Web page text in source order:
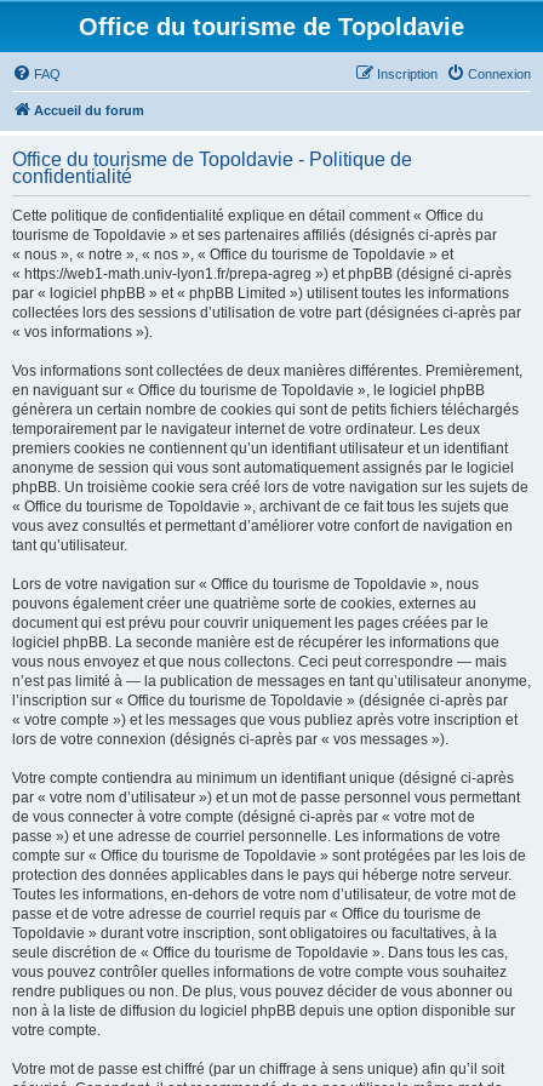
Office du tourisme de Topoldavie
FAQ Connexion
Inscription
Accueil du forum
Office du tourisme de Topoldavie - Politique de
confidentialité
Cette politique de confidentialité explique en détail comment « Office du
tourisme de Topoldavie » et ses partenaires affiliés (désignés ci-après par
« nous », « notre », « nos », « Office du tourisme de Topoldavie » et
« https://web1-math.univ-lyon1.fr/prepa-agreg ») et phpBB (désigné ci-après
par « logiciel phpBB » et « phpBB Limited ») utilisent toutes les informations
collectées lors des sessions d’utilisation de votre part (désignées ci-après par
« vos informations »).
Vos informations sont collectées de deux manières différentes. Premièrement,
en naviguant sur « Office du tourisme de Topoldavie », le logiciel phpBB
génèrera un certain nombre de cookies qui sont de petits fichiers téléchargés
temporairement par le navigateur internet de votre ordinateur. Les deux
premiers cookies ne contiennent qu’un identifiant utilisateur et un identifiant
anonyme de session qui vous sont automatiquement assignés par le logiciel
phpBB. Un troisième cookie sera créé lors de votre navigation sur les sujets de
« Office du tourisme de Topoldavie », archivant de ce fait tous les sujets que
vous avez consultés et permettant d’améliorer votre confort de navigation en
tant qu’utilisateur.
Lors de votre navigation sur « Office du tourisme de Topoldavie », nous
pouvons également créer une quatrième sorte de cookies, externes au
document qui est prévu pour couvrir uniquement les pages créées par le
logiciel phpBB. La seconde manière est de récupérer les informations que
vous nous envoyez et que nous collectons. Ceci peut correspondre — mais
n’est pas limité à — la publication de messages en tant qu’utilisateur anonyme,
l’inscription sur « Office du tourisme de Topoldavie » (désignée ci-après par
« votre compte ») et les messages que vous publiez après votre inscription et
lors de votre connexion (désignés ci-après par « vos messages »).
Votre compte contiendra au minimum un identifiant unique (désigné ci-après
par « votre nom d’utilisateur ») et un mot de passe personnel vous permettant
de vous connecter à votre compte (désigné ci-après par « votre mot de
passe ») et une adresse de courriel personnelle. Les informations de votre
compte sur « Office du tourisme de Topoldavie » sont protégées par les lois de
protection des données applicables dans le pays qui héberge notre serveur.
Toutes les informations, en-dehors de votre nom d’utilisateur, de votre mot de
passe et de votre adresse de courriel requis par « Office du tourisme de
Topoldavie » durant votre inscription, sont obligatoires ou facultatives, à la
seule discrétion de « Office du tourisme de Topoldavie ». Dans tous les cas,
vous pouvez contrôler quelles informations de votre compte vous souhaitez
rendre publiques ou non. De plus, vous pouvez décider de vous abonner ou
non à la liste de diffusion du logiciel phpBB depuis une option disponible sur
votre compte.
Votre mot de passe est chiffré (par un chiffrage à sens unique) afin qu’il soit